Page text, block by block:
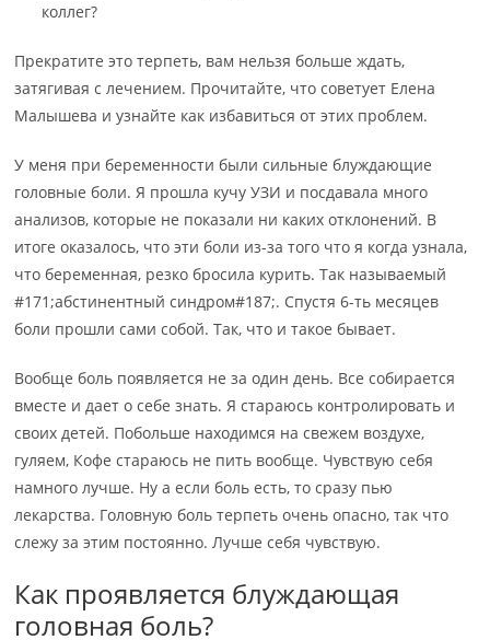
коллег?
Прекратите это терпеть, вам нельзя больше ждать,
затягивая с лечением. Прочитайте, что советует Елена
Малышева и узнайте как избавиться от этих проблем.
У меня при беременности были сильные блуждающие
головные боли. Я прошла кучу УЗИ и посдавала много
анализов, которые не показали ни каких отклонений. В
итоге оказалось, что эти боли из-за того что я когда узнала,
что беременная, резко бросила курить. Так называемый
#171;абстинентный синдром#187;. Спустя 6-ть месяцев
боли прошли сами собой. Так, что и такое бывает.
Вообще боль появляется не за один день. Все собирается
вместе и дает о себе знать. Я стараюсь контролировать и
своих детей. Побольше находимся на свежем воздухе,
гуляем, Кофе стараюсь не пить вообще. Чувствую себя
намного лучше. Ну а если боль есть, то сразу пью
лекарства. Головную боль терпеть очень опасно, так что
слежу за этим постоянно. Лучше себя чувствую.
Как проявляется блуждающая
головная боль?